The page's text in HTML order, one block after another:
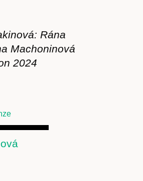
Rána
Machoninová
2024